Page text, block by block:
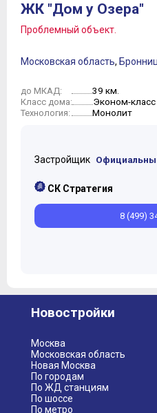
3
4
6
ЖК "Дом у Озера"
Проблемный объект.
Московская область,
до МКАД: 39 км.
Класс дома: Эконом-класс
Технология: Монолит
Застройщик
СК Стратегия
8 (499)
Новостройки
Москва
Московская область
Новая Москва
По городам
По ЖД станциям
По шоссе
По метро